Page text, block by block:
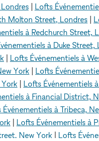
| Lofts
Molton Street, Londres
à Redchurch Street,
à Duke Street,
Lofts Événementiels à
York Lofts
Lofts Événementiels
à Financial District,
Événementiels à Tribeca,
Lofts Événementiels à
New York| Lofts